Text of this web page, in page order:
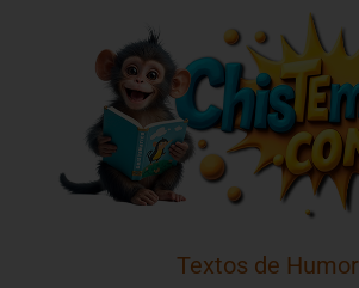
Textos de Humor